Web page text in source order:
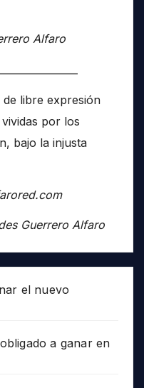
Alfaro
de libre expresión
por los
bajo la injusta
Guerrero Alfaro
el nuevo
a ganar en